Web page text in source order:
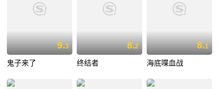
9.3
鬼子来了
8.2
终结者
8.1
海底喋血战